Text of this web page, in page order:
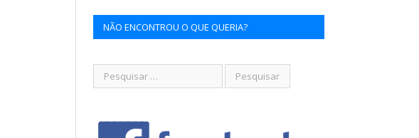
NÃO ENCONTROU O QUE QUERIA?